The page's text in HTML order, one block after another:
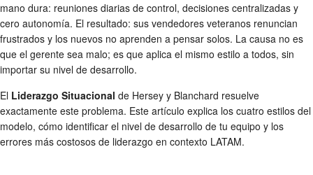
mano dura: reuniones diarias de control, decisiones centralizadas y
cero autonomía. El resultado: sus vendedores veteranos renuncian
frustrados y los nuevos no aprenden a pensar solos. La causa no es
que el gerente sea malo; es que aplica el mismo estilo a todos, sin
importar su nivel de desarrollo.
El Liderazgo Situacional de Hersey y Blanchard resuelve
exactamente este problema. Este artículo explica los cuatro estilos del
modelo, cómo identificar el nivel de desarrollo de tu equipo y los
errores más costosos de liderazgo en contexto LATAM.